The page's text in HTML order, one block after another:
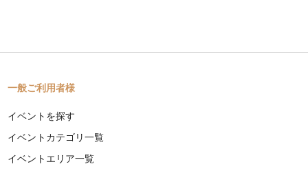
一般ご利用者様
イベントを探す
イベントカテゴリ一覧
イベントエリア一覧